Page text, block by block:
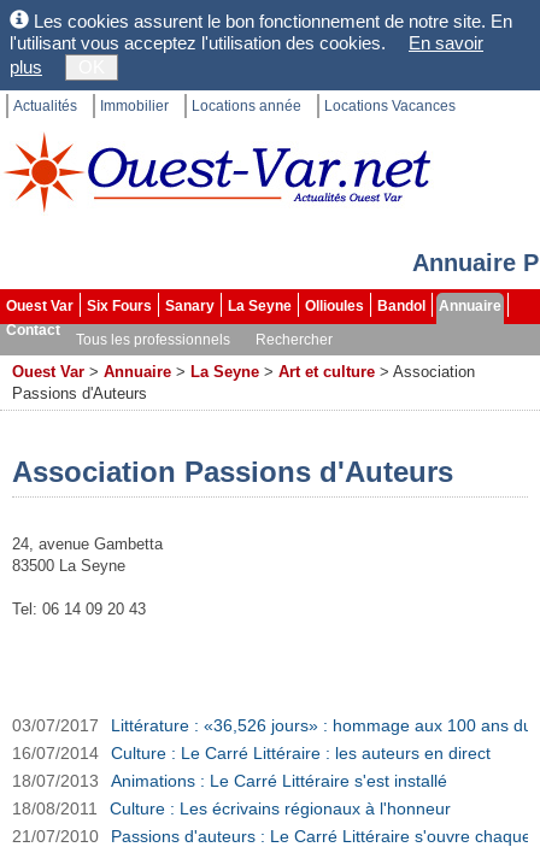
Les cookies assurent le bon fonctionnement de notre site. En
l'utilisant vous acceptez l'utilisation des cookies.
En savoir
plus
Actualités Immobilier Locations année Locations Vacances
Annuaire
Ouest Var Six Fours Sanary La Seyne Ollioules Bandol
Annuaire
Contact
Tous les professionnels Rechercher
Ouest Var > Annuaire > La Seyne > Art et culture > Association
Passions d'Auteurs
Association Passions d'Auteurs
24, avenue Gambetta
83500 La Seyne
Tel: 06 14 09 20 43
03/07/2017
Littérature : «36,526 jours» : hommage aux 100 ans du
16/07/2014
Culture : Le Carré Littéraire : les auteurs en direct
18/07/2013
Animations : Le Carré Littéraire s'est installé
18/08/2011
Culture : Les écrivains régionaux à l'honneur
21/07/2010
Passions d'auteurs : Le Carré Littéraire s'ouvre chaque